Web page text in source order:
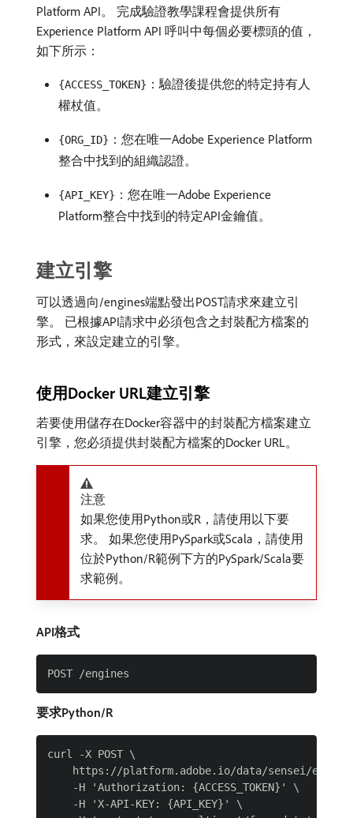
Platform API。 完成驗證教學課程會提供所有
Experience Platform API 呼叫中每個必要標頭的值，
如下所示：
{ACCESS_TOKEN} ：驗證後提供您的特定持有人
權杖值。
{ORG_ID} ：您在唯一Adobe Experience Platform
整合中找到的組織認證。
{API_KEY} ：您在唯一Adobe Experience
Platform整合中找到的特定API金鑰值。
建立引擎
可以透過向/engines端點發出POST請求來建立引
擎。 已根據API請求中必須包含之封裝配方檔案的
形式，來設定建立的引擎。
使用Docker URL建立引擎
若要使用儲存在Docker容器中的封裝配方檔案建立
引擎，您必須提供封裝配方檔案的Docker URL。
注意
如果您使用Python或R，請使用以下要
求。 如果您使用PySpark或Scala，請使用
位於Python/R範例下方的PySpark/Scala要
求範例。
API格式
要求Python/R
curl -X POST \
https://platform.adobe.io/data/sensei/
    -H 'Authorization: {ACCESS_TOKEN}' \
    -H 'X-API-KEY: {API_KEY}' \